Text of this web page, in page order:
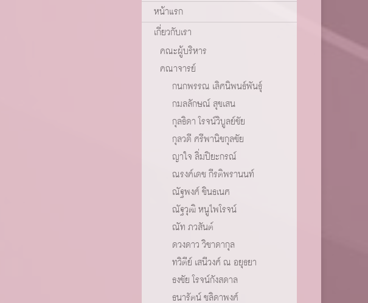
หน้าแรก
เกี่ยวกับเรา
คณะผู้บริหาร
คณาจารย์
กนกพรรณ เลิศนิพนธ์พันธุ์
กมลลักษณ์ สุขเสน
กุลธิดา โรจน์วิบูลย์ชัย
กุลวดี ศรีพานิชกุลชัย
ญาใจ ลิ่มปิยะกรณ์
ณรงค์เดช กีรติพรานนท์
ณัฐพงศ์ ชินธเนศ
ณัฐวุฒิ หนูไพโรจน์
ณัท ภวสันต์
ดวงดาว วิชาดากุล
ทวิตีย์ เสนีวงศ์ ณ อยุธยา
ธงชัย โรจน์กังสดาล
ธนารัตน์ ชลิดาพงศ์